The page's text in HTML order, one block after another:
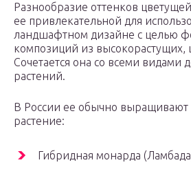
Разнообразие оттенков
ее привлекательной для
ландшафтном дизайне с целью
композиций из высокорастущих,
Сочетается она со всеми видами
растений.
В России ее обычно выращивают
растение:
Гибридная монарда